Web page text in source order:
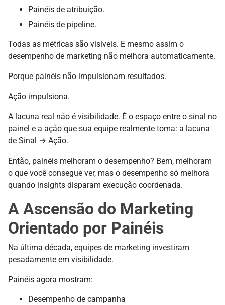
Painéis de atribuição.
Painéis de pipeline.
Todas as métricas são visíveis. E mesmo assim o
desempenho de marketing não melhora automaticamente.
Porque painéis não impulsionam resultados.
Ação impulsiona.
A lacuna real não é visibilidade. É o espaço entre o sinal no
painel e a ação que sua equipe realmente toma: a lacuna
de Sinal → Ação.
Então, painéis melhoram o desempenho? Bem, melhoram
o que você consegue ver, mas o desempenho só melhora
quando insights disparam execução coordenada.
A Ascensão do Marketing
Orientado por Painéis
Na última década, equipes de marketing investiram
pesadamente em visibilidade.
Painéis agora mostram:
Desempenho de campanha